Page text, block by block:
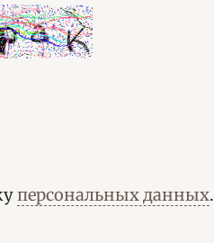
персональных данных.